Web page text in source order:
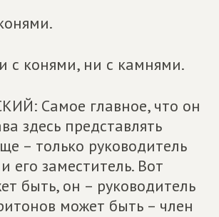
конями, ни с камнями.
Самое главное, что он
здесь представлять
– только руководитель
его заместитель. Вот
быть, он – руководитель
может быть – член